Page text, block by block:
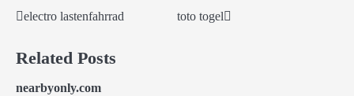
Post
navigation
electro lastenfahrrad toto togel
Related Posts
nearbyonly.com